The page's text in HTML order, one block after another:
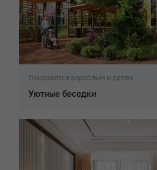
Понравятся взрослым и детям
Уютные беседки